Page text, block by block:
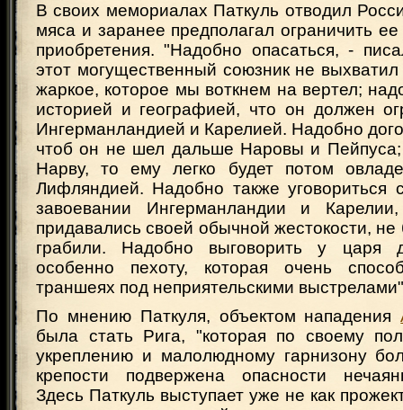
В своих мемориалах Паткуль отводил
мяса и заранее предполагал ограничить
приобретения. "Надобно опасаться, -
этот могущественный союзник не
жаркое, которое мы воткнем на вертел;
историей и географией, что он должен
Ингерманландией и Карелией. Надобно
чтоб он не шел дальше Наровы и Пейпуса;
Нарву, то ему легко будет потом
Лифляндией. Надобно также уговориться
завоевании Ингерманландии и
придавались своей обычной жестокости,
грабили. Надобно выговорить у царя
особенно пехоту, которая очень
траншеях под неприятельскими
По мнению Паткуля, объектом нападения
была стать Рига, "которая по своему
укреплению и малолюдному гарнизону
крепости подвержена опасности
Здесь Паткуль выступает уже не как